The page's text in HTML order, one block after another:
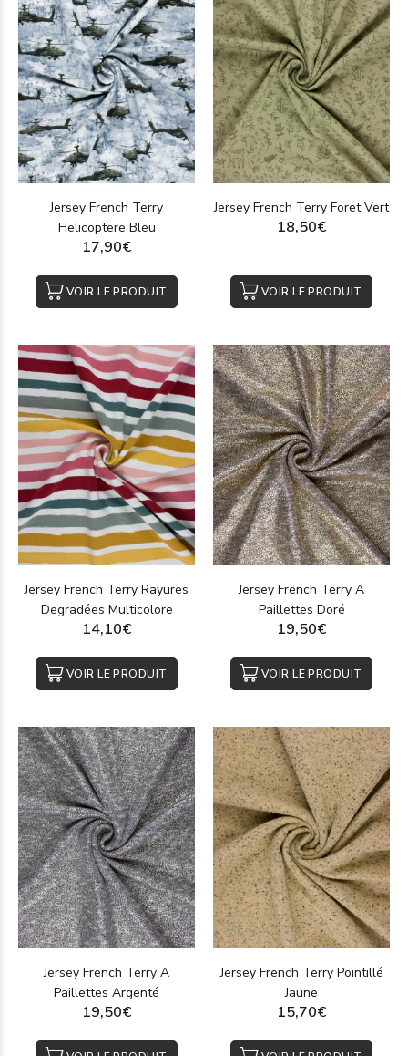
Jersey French Terry
Helicoptere Bleu
17,90€
VOIR LE PRODUIT
Jersey French Terry Foret Vert
18,50€
VOIR LE PRODUIT
Jersey French Terry Rayures
Degradées Multicolore
14,10€
VOIR LE PRODUIT
Jersey French Terry A
Paillettes Doré
19,50€
VOIR LE PRODUIT
Jersey French Terry A
Paillettes Argenté
19,50€
Jersey French Terry Pointillé
Jaune
15,70€